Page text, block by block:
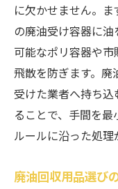
に欠かせません。
の廃油受け容器に
可能なポリ容器や
飛散を防ぎます。廃
受けた業者へ持ち
ることで、手間を
ルールに沿った処理
廃油回収用品選び